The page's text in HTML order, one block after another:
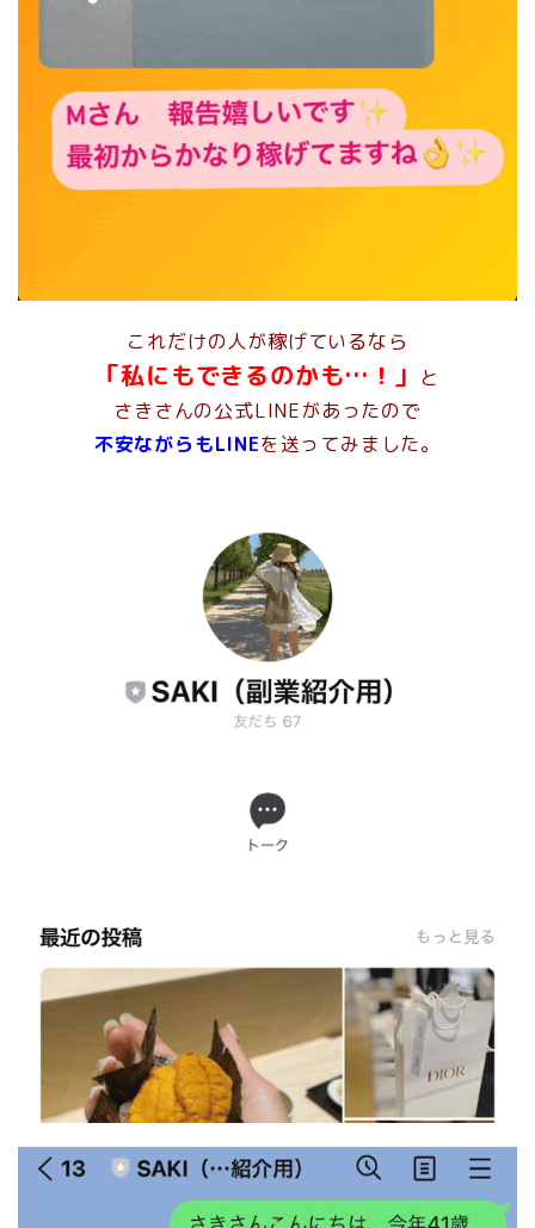
これだけの人が稼げているなら
「私にもできるのかも…！」 と
さきさんの公式LINEがあったので
不安ながらもLINEを送ってみました。